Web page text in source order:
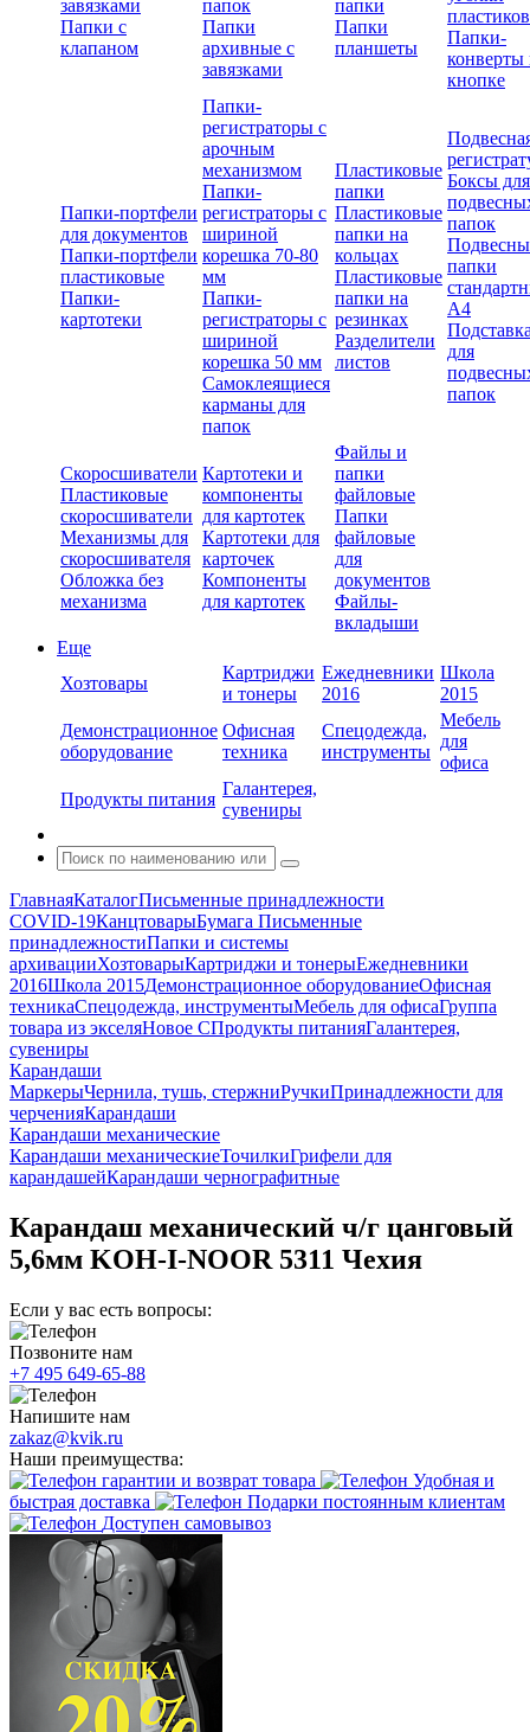
завязками
Папки с
клапаном
папок
Папки
архивные с
завязками
папки
Папки
планшеты
Папки-
конверты
кнопке
Папки-портфели
для документов
Папки-портфели
пластиковые
Папки-
картотеки
Папки-
регистраторы с
арочным
механизмом
Папки-
регистраторы с
шириной
корешка 70-80
мм
Папки-
регистраторы с
шириной
корешка 50 мм
Самоклеящиеся
карманы для
папок
Пластиковые
папки
Пластиковые
папки на
кольцах
Пластиковые
папки на
резинках
Разделители
листов
Боксы для
папок
папки
А4
для
папок
Скоросшиватели
Пластиковые
скоросшиватели
Механизмы для
скоросшивателя
Обложка без
механизма
Картотеки и
компоненты
для картотек
Картотеки для
карточек
Компоненты
для картотек
Файлы и
папки
файловые
Папки
файловые
для
документов
Файлы-
вкладыши
Еще
Хозтовары
Картриджи
и тонеры
Ежедневники
2016
Школа
2015
Демонстрационное
оборудование
Офисная
техника
Спецодежда,
инструменты
Мебель
для
офиса
Продукты питания
Галантерея,
сувениры
ГлавнаяКаталогПисьменные принадлежности
COVID-19КанцтоварыБумага Письменные
принадлежностиПапки и системы
архивацииХозтоварыКартриджи и тонерыЕжедневники
2016Школа 2015Демонстрационное оборудованиеОфисная
техникаСпецодежда, инструментыМебель для офисаГруппа
товара из экселяНовое СПродукты питанияГалантерея,
сувениры
Карандаши
МаркерыЧернила, тушь, стержниРучкиПринадлежности для
черченияКарандаши
Карандаши механические
Карандаши механическиеТочилкиГрифели для
карандашейКарандаши чернографитные
Карандаш механический ч/г цанговый
5,6мм KOH-I-NOOR 5311 Чехия
Если у вас есть вопросы:
Позвоните нам
+7 495 649-65-88
Напишите нам
zakaz@kvik.ru
Наши преимущества:
гарантии и возврат товара
Удобная и
быстрая доставка
Подарки постоянным клиентам
Доступен самовывоз